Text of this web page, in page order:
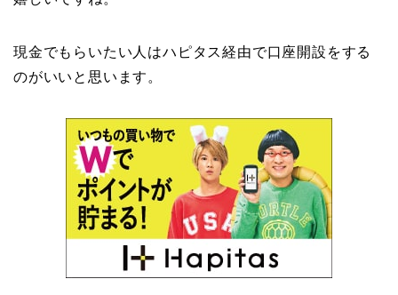
現金でもらいたい人はハピタス経由で口座開設をする
のがいいと思います。